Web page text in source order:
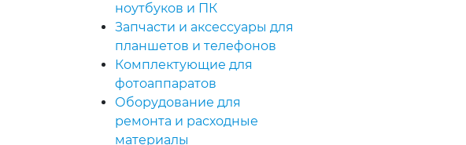
ноутбуков и ПК
Запчасти и аксессуары для
планшетов и телефонов
Комплектующие для
фотоаппаратов
Оборудование для
ремонта и расходные
материалы